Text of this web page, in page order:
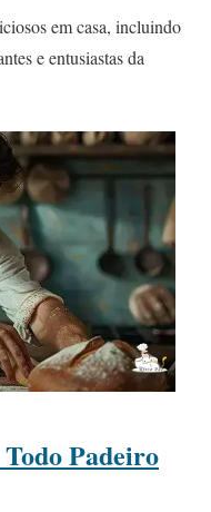
em casa, incluindo
e entusiastas da
Padeiro